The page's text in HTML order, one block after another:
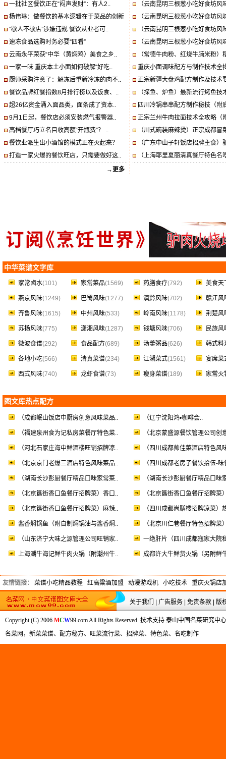
一批社区餐饮正在“闷声发财”：有人2..
杨伟琳：做餐饮的基本逻辑在于菜品的创新
“歇人不歇店”涉嫌违规 餐饮从业者可..
速冻食品选购时务必要“四看”
云南永平荣获“中华（黄焖鸡）美食之乡..
一家一味 重庆本土小面如何破解“好吃..
厨师采购注意了：解冻后重新冷冻的肉不..
餐饮品牌红餐指数8月排行榜以及饭食、..
超26亿资金涌入面品类，面条成了资本..
9月1日起，餐饮店必须安装燃气报警器..
高档餐厅巧立名目收高额“开瓶费”？ ..
餐饮业派生出小酒馆的模式正在火起来？
打造一家火爆的餐饮旺店，只需要做好这..
→更多
（云南昆明三根葱小吃好食坊风
（云南昆明三根葱小吃好食坊风
（云南昆明三根葱小吃好食坊风
（云南昆明三根葱小吃好食坊风
（常德牛肉粉、红烧牛腩米粉）
重庆小面调味配方与制作技术全
正宗新疆大盘鸡配方制作及技术
（探鱼、炉鱼）最新流行烤鱼技
四川冷锅串串配方制作秘技（附
正宗兰州牛肉拉面技术全攻略（
（川式碗装麻辣烫）正宗成都冒
（广东中山子轩饭店招牌主食）
（上海耶里夏丽清真餐厅特色名
中华菜谱文字库
家常卤水(101) 家常菜品(1569) 药膳食疗(792) 美食天
燕京风味(1249) 巴蜀风味(1277) 滇黔风味(702) 赣江风
齐鲁风味(1615) 中州风味(533) 岭南风味(1178) 荆楚风
苏扬风味(775) 潇湘风味(1287) 钱塘风味(706) 民族风
微波食谱(292) 食品配方(689) 汤羹粥品(626) 韩式料
各地小吃(566) 清真菜谱(234) 江湖菜式(1561) 宴席菜
西式风味(740) 龙虾食谱(73) 瘦身菜谱(189) 家常火
图文库热点配方
（成都岷山饭店中厨房创意风味菜品.. （辽宁沈阳鸿•咖啡会..
（福建泉州食为记私房菜餐厅特色菜.. （北京蒙盛源餐饮管理公司创
（河北石家庄海中鲜酒楼旺销招牌凉.. （四川成都帅佳菜酒店特色风
（北京京门老爆三酒店特色风味菜品.. （四川成都老房子餐饮拾伍-味
（湖南长沙彭厨餐厅精品口味家常菜.. （湖南长沙彭厨餐厅精品口味
（北京簋街香口鱼餐厅招牌菜）香口.. （北京簋街香口鱼餐厅招牌菜
（北京簋街香口鱼餐厅招牌菜）麻辣.. （四川成都尚膳楼招牌凉菜）
酱香焖锅鱼（附自制焖锅油与酱香焖.. （北京川仁巷餐厅特色招牌菜
（山东济宁大味之源管理公司旺销家.. 一绝肝片（四川成都寇家大院
上海潮牛海记鲜牛肉火锅（附潮州牛.. 成都许大牛鲜货火锅（另附鲜
友情链接： 菜谱小吃精品教程 红高粱酒加盟 动漫游戏机 小吃技术 重庆火锅店
关于我们 广告服务| 免责条款| 版
Copyright (C) 2006 MCW99.com All Rights Reserved 技术支持 泰山中国名菜研究中
名菜网，新菜菜谱、配方秘方、旺菜流行菜、招牌菜、特色菜、名吃制作